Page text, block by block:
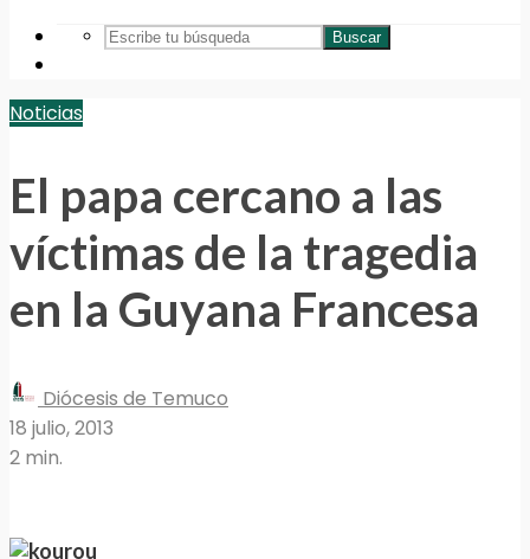
Buscar
Noticias
El papa cercano a las
víctimas de la tragedia
en la Guyana Francesa
Diócesis de Temuco
18 julio, 2013
2 min.